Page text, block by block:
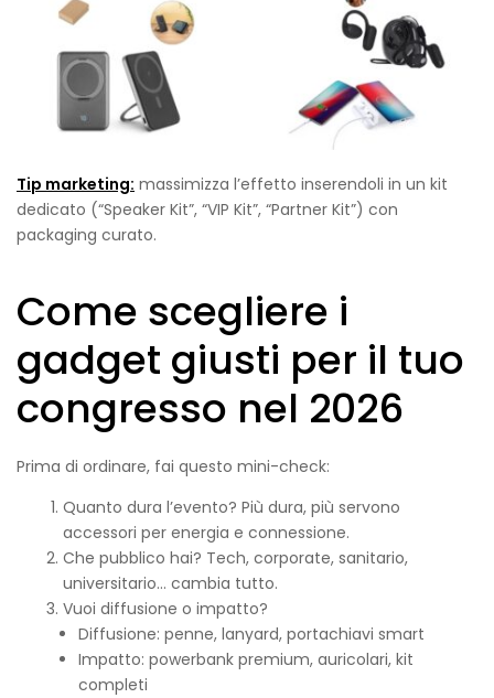
Tip marketing: massimizza l’effetto inserendoli in un kit
dedicato (“Speaker Kit”, “VIP Kit”, “Partner Kit”) con
packaging curato.
Come scegliere i
gadget giusti per il tuo
congresso nel 2026
Prima di ordinare, fai questo mini-check:
Quanto dura l’evento? Più dura, più servono
accessori per energia e connessione.
Che pubblico hai? Tech, corporate, sanitario,
universitario… cambia tutto.
Vuoi diffusione o impatto?
Diffusione: penne, lanyard, portachiavi smart
Impatto: powerbank premium, auricolari, kit
completi